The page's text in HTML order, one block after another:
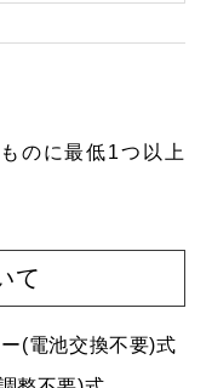
のに最低1つ以上
て
(電池交換不要)式